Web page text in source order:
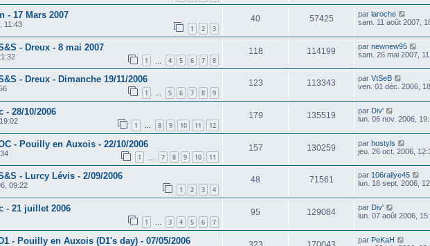
- 17 Mars 2007
11:43 1 2 3
40 57425 par laroche
sam. 11 août 2007,
- Dreux - 8 mai 2007
1 4 5 6 7 8
118 114199 par newnew95
sam. 26 mai 2007,
- Dreux - Dimanche 19/11/2006
1 … 5 6 7 8 9
123 113343 par VtSeB
ven. 01 déc. 2006,
- 28/10/2006
1 … 8 9 10 11 12
179 135519 par Div'
lun. 06 nov. 2006,
- Pouilly en Auxois - 22/10/2006
1 7 8 9 10 11
157 130259 par hostyls
jeu. 26 oct. 2006,
- Lurcy Lévis - 2/09/2006
09:22 1 2 3 4
48 71561 par 106rallye45
lun. 18 sept. 2006,
- 21 juillet 2006
1 3 4 5 6 7
95 129084 par Div'
lun. 07 août 2006,
- Pouilly en Auxois (D1's day) - 07/05/2006 par PeKaH